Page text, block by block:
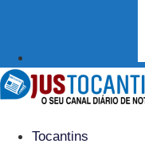
Tocantins